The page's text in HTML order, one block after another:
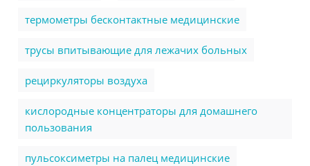
термометры бесконтактные медицинские
трусы впитывающие для лежачих больных
рециркуляторы воздуха
кислородные концентраторы для домашнего
пользования
пульсоксиметры на палец медицинские